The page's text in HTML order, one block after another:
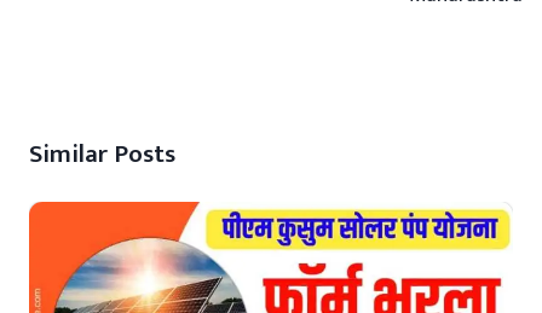
Similar Posts